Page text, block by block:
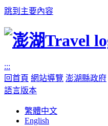
跳到主要內容
:::
回首頁 網站導覽 澎湖縣政府
語言版本
繁體中文
English